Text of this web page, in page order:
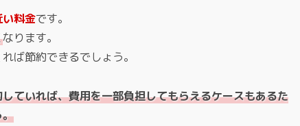
料金です。
なります。
ば節約できるでしょう。
ていれば、費用を一部負担してもらえるケースもあるた
。